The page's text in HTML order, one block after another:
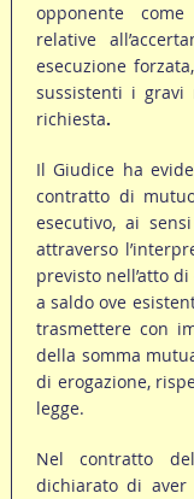
opponente come
relative
esecuzione
sussistenti i gravi
richiesta.
Il Giudice ha
contratto di
esecutivo, ai
attraverso
previsto nell’atto
a saldo ove
trasmettere con
della somma
di erogazione,
legge.
Nel contratto
dichiarato di